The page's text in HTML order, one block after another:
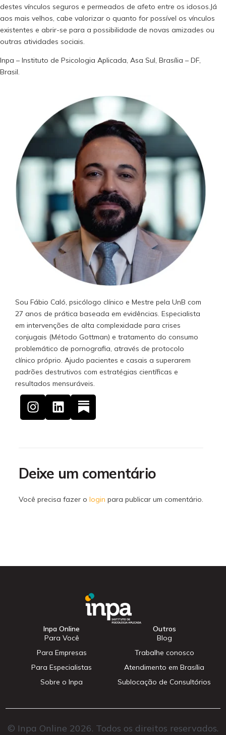
destes vínculos seguros e permeados de afeto entre os idosos.Já
aos mais velhos, cabe valorizar o quanto for possível os vínculos
existentes e abrir-se para a possibilidade de novas amizades ou
outras atividades sociais.
Inpa – Instituto de Psicologia Aplicada, Asa Sul, Brasília – DF,
Brasil.
Sou Fábio Caló, psicólogo clínico e Mestre pela UnB com
27 anos de prática baseada em evidências. Especialista
em intervenções de alta complexidade para crises
conjugais (Método Gottman) e tratamento do consumo
problemático de pornografia, através de protocolo
clínico próprio. Ajudo pacientes e casais a superarem
padrões destrutivos com estratégias científicas e
resultados mensuráveis.
Deixe um comentário
Você precisa fazer o login para publicar um comentário.
Inpa Online
Para Você
Para Empresas
Para Especialistas
Sobre o Inpa
Outros
Blog
Trabalhe conosco
Atendimento em Brasília
Sublocação de Consultórios
© Inpa Online 2026. Todos os direitos reservados.